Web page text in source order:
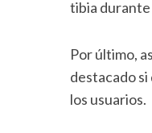
tibia durante
Por último,
destacado
los usuarios.